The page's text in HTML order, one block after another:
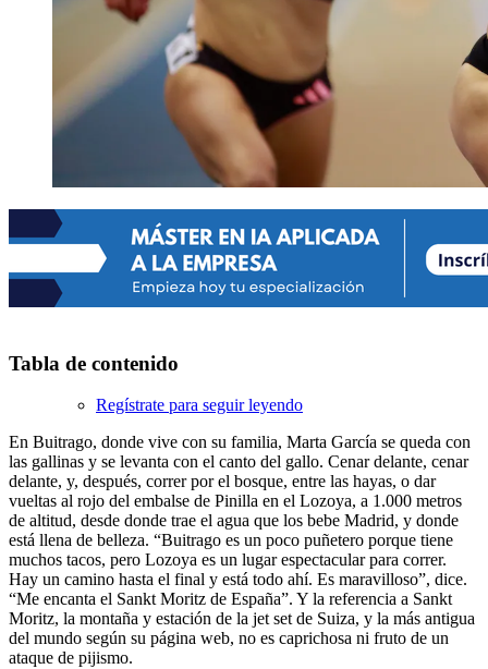
Tabla de contenido
Regístrate para seguir leyendo
En Buitrago, donde vive con su familia, Marta García se queda con
las gallinas y se levanta con el canto del gallo. Cenar delante, cenar
delante, y, después, correr por el bosque, entre las hayas, o dar
vueltas al rojo del embalse de Pinilla en el Lozoya, a 1.000 metros
de altitud, desde donde trae el agua que los bebe Madrid, y donde
está llena de belleza. “Buitrago es un poco puñetero porque tiene
muchos tacos, pero Lozoya es un lugar espectacular para correr.
Hay un camino hasta el final y está todo ahí. Es maravilloso”, dice.
“Me encanta el Sankt Moritz de España”. Y la referencia a Sankt
Moritz, la montaña y estación de la jet set de Suiza, y la más antigua
del mundo según su página web, no es caprichosa ni fruto de un
ataque de pijismo.